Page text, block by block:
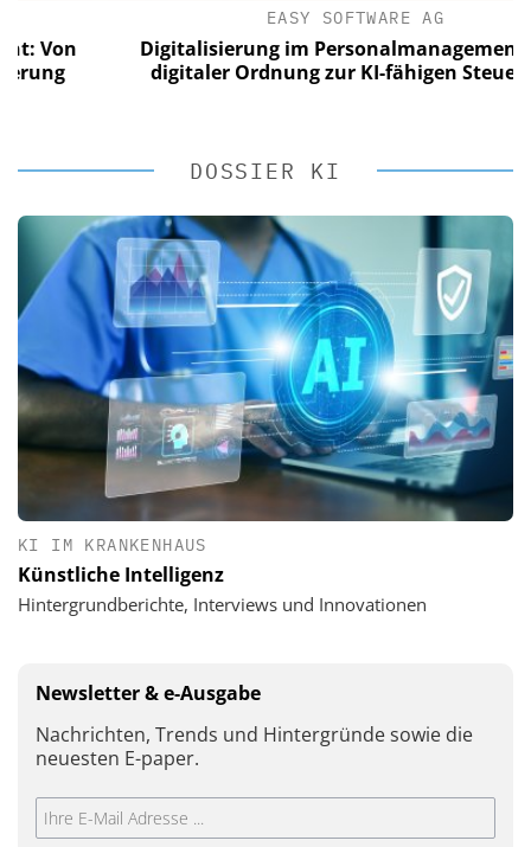
EASY SOFTWARE AG
Digitalisierung im Personalmanagement: Von
digitaler Ordnung zur KI-fähigen Steuerung
DOSSIER KI
KI IM KRANKENHAUS
Künstliche Intelligenz
Hintergrundberichte, Interviews und Innovationen
Newsletter & e-Ausgabe
Nachrichten, Trends und Hintergründe sowie die
neuesten E-paper.